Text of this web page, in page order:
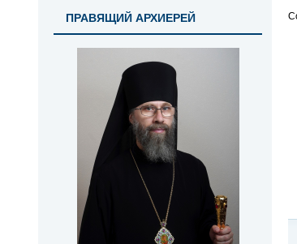
ПРАВЯЩИЙ АРХИЕРЕЙ